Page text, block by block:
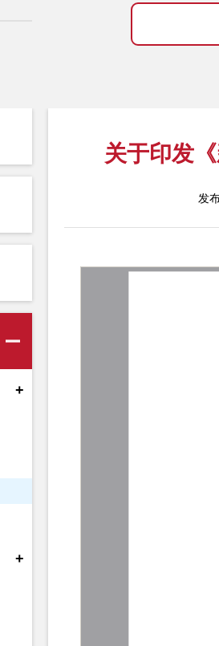
+
+
关于印发
发